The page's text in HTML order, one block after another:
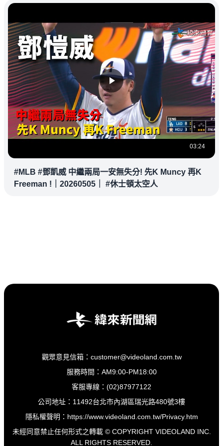
03:24
#MLB #鄧凱威 中繼兩局一安無失分! 先K Muncy 再K
Freeman !｜20260505｜ #休士頓太空人
觀眾意見信箱：customer@videoland.com.tw
服務時間：AM9:00-PM18:00
客服專線：(02)87977122
公司地址：11492台北市內湖區瑞光路480號3樓
隱私權聲明： https://www.videoland.com.tw/Privacy.htm
未經同意禁止任何形式之轉載 © COPYRIGHT VIDEOLAND INC.
ALL RIGHTS RESERVED.